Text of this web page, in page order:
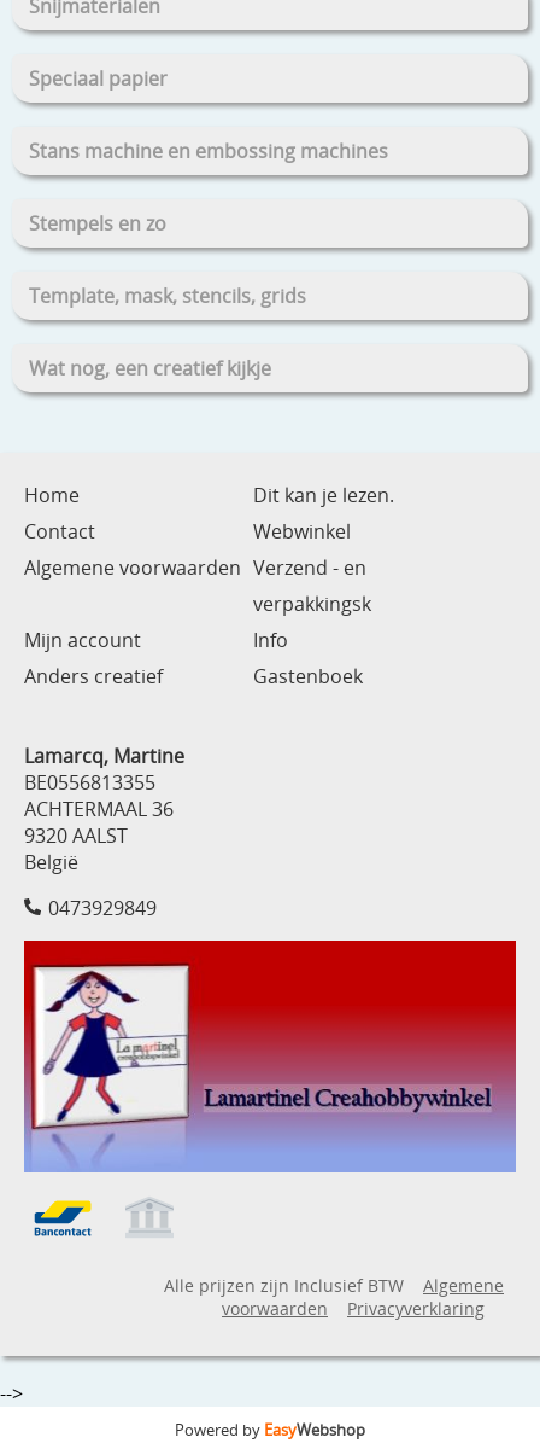
Snijmaterialen
Speciaal papier
Stans machine en embossing machines
Stempels en zo
Template, mask, stencils, grids
Wat nog, een creatief kijkje
Home
Dit kan je lezen.
Contact
Webwinkel
Algemene voorwaarden Verzend - en
verpakkingsk
Mijn account
Info
Anders creatief
Gastenboek
Lamarcq, Martine
BE0556813355
ACHTERMAAL 36
9320 AALST
België
0473929849
Alle prijzen zijn Inclusief BTW
Algemene
voorwaarden
Privacyverklaring
-->
Powered by EasyWebshop